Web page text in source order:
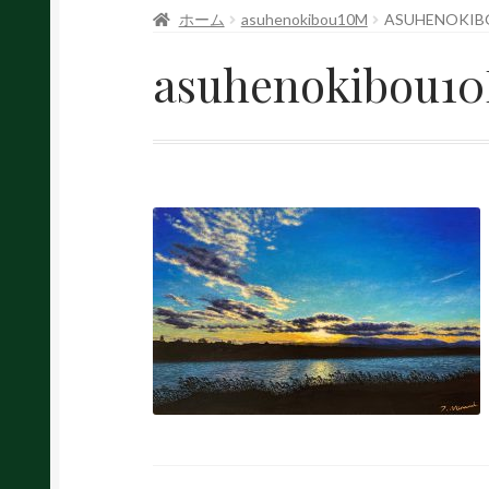
ホーム asuhenokibou10M